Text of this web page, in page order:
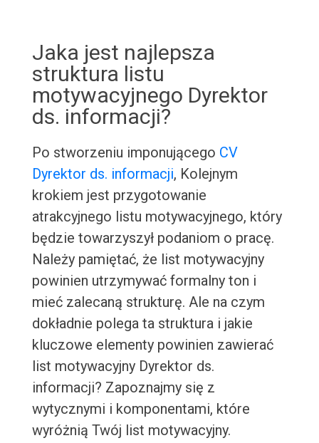
Jaka jest najlepsza
struktura listu
motywacyjnego Dyrektor
ds. informacji?
Po stworzeniu imponującego CV
Dyrektor ds. informacji, Kolejnym
krokiem jest przygotowanie
atrakcyjnego listu motywacyjnego, który
będzie towarzyszył podaniom o pracę.
Należy pamiętać, że list motywacyjny
powinien utrzymywać formalny ton i
mieć zalecaną strukturę. Ale na czym
dokładnie polega ta struktura i jakie
kluczowe elementy powinien zawierać
list motywacyjny Dyrektor ds.
informacji? Zapoznajmy się z
wytycznymi i komponentami, które
wyróżnią Twój list motywacyjny.